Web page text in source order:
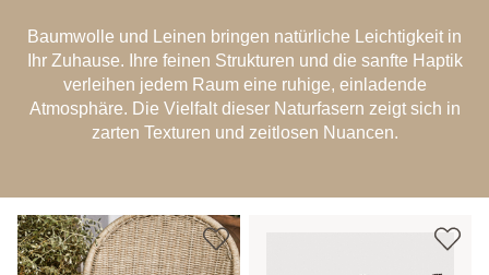
Baumwolle und Leinen bringen natürliche Leichtigkeit in
Ihr Zuhause. Ihre feinen Strukturen und die sanfte Haptik
verleihen jedem Raum eine ruhige, einladende
Atmosphäre. Die Vielfalt dieser Naturfasern zeigt sich in
zarten Texturen und zeitlosen Nuancen.